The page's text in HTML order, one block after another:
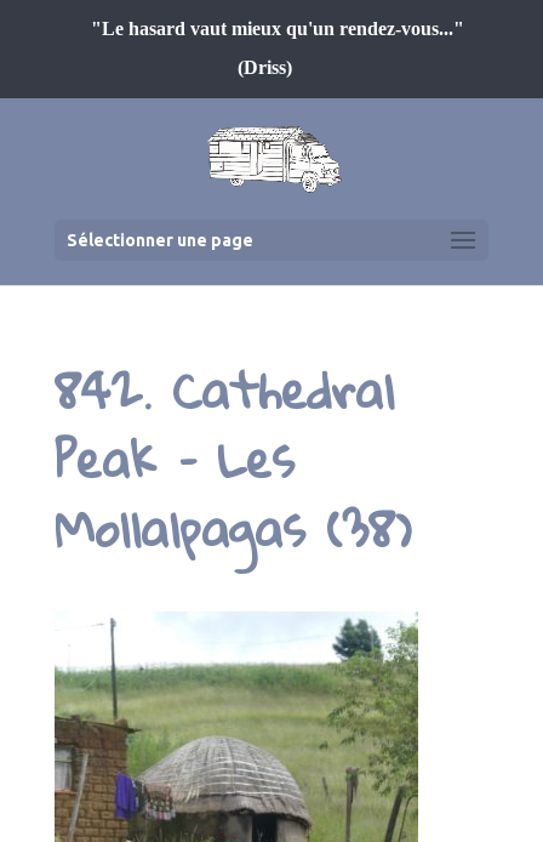
"Le hasard vaut mieux qu'un rendez-vous..."
(Driss)
Sélectionner une page
842. Cathedral
Peak – Les
Mollalpagas (38)